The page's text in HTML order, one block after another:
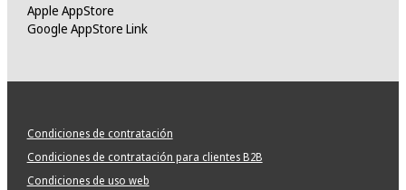
Apple AppStore
Google AppStore Link
Condiciones de contratación
Condiciones de contratación para clientes B2B
Condiciones de uso web